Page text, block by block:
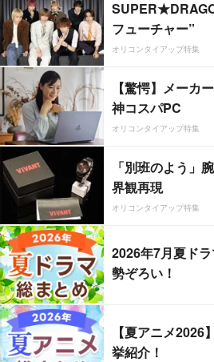
フューチャー”
オリコンタイアップ特集
【驚愕】メーカ
神コスパPC
オリコンタイアップ特集
「別班のよう」
界観再現
オリコンタイアップ特集
2026年7月夏ド
勢ぞろい！
【夏アニメ
挙紹介！